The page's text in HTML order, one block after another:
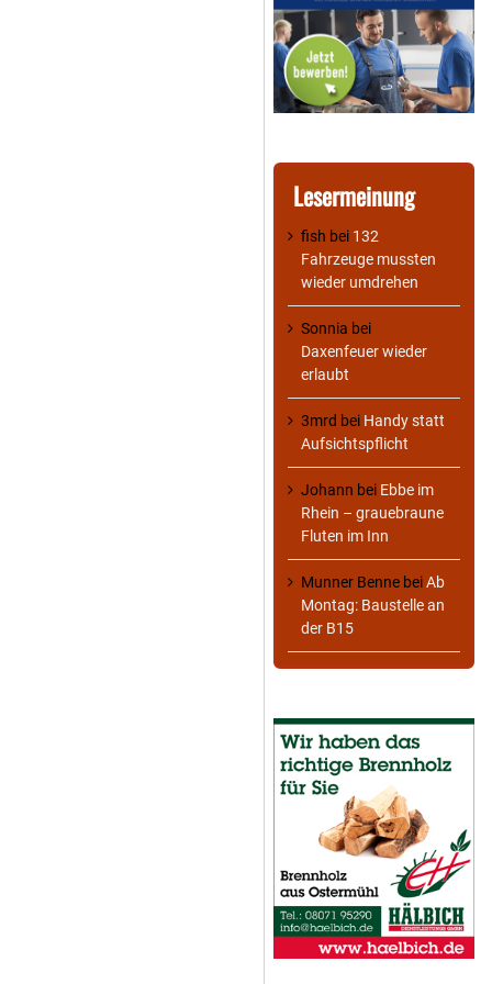
Lesermeinung
fish bei 132
Fahrzeuge mussten
wieder umdrehen
Sonnia bei
Daxenfeuer wieder
erlaubt
3mrd bei Handy statt
Aufsichtspflicht
Johann bei Ebbe im
Rhein – grauebraune
Fluten im Inn
Munner Benne beiAb
Montag: Baustelle an
der B15